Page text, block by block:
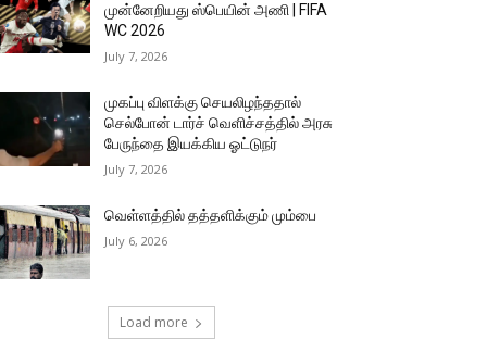
முன்னேறியது ஸ்பெயின் அணி | FIFA
WC 2026
July 7, 2026
முகப்பு விளக்கு செயலிழந்ததால்
செல்போன் டார்ச் வெளிச்சத்தில் அரசு
பேருந்தை இயக்கிய ஓட்டுநர்
July 7, 2026
வெள்ளத்தில் தத்தளிக்கும் மும்பை
July 6, 2026
Load more